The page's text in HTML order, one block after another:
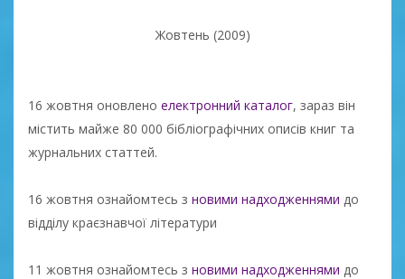
Жовтень (2009)
16 жовтня оновлено електронний каталог, зараз він
містить майже 80 000 бібліографічних описів книг та
журнальних статтей.
16 жовтня ознайомтесь з новими надходженнями до
відділу краєзнавчої літератури
11 жовтня ознайомтесь з новими надходженнями до